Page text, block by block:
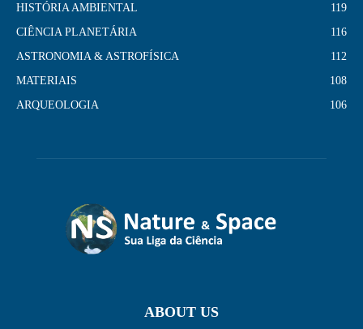
HISTÓRIA AMBIENTAL
119
CIÊNCIA PLANETÁRIA
116
ASTRONOMIA & ASTROFÍSICA
112
MATERIAIS
108
ARQUEOLOGIA
106
ABOUT US